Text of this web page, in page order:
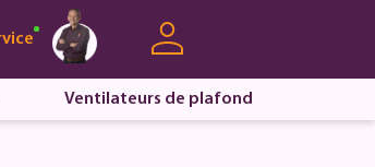
Ventilateurs de plafond